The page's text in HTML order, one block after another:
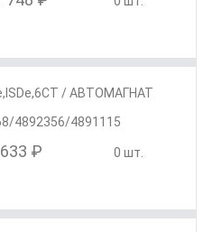
/ АВТОМАГНАТ
4892356/4891115
633 ₽ 0 шт.